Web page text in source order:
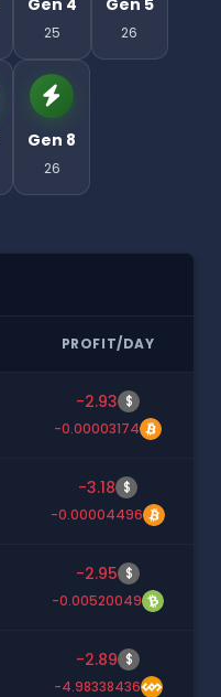
25 26
Gen 8
26
PROFIT/DAY
-2.93 $
-0.00003174
-3.18 $
-0.00004496
-2.95 $
-0.00520049
-2.89 $
-4.98338436